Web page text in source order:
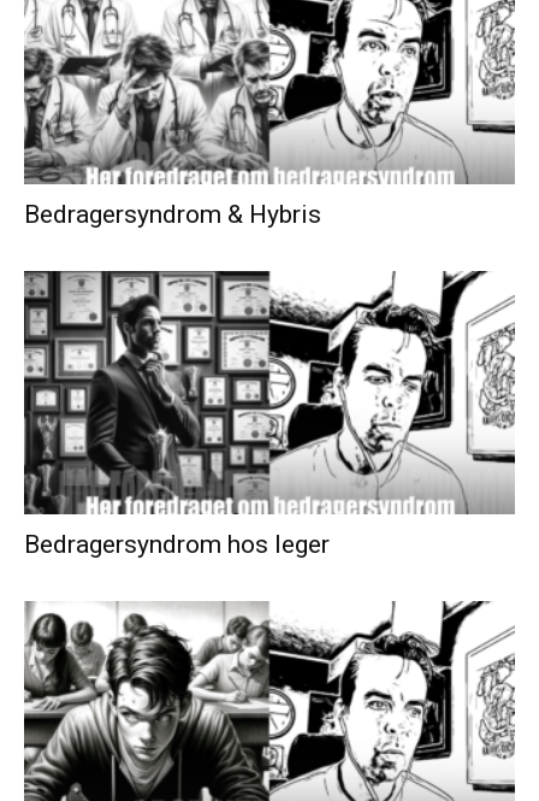
Bedragersyndrom & Hybris
Bedragersyndrom hos leger